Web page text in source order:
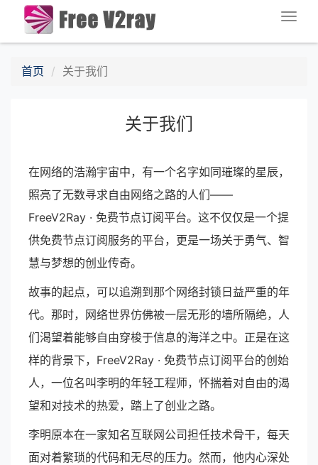
首页 关于我们
关于我们
在网络的浩瀚宇宙中，有一个名字如同璀璨的星辰，
照亮了无数寻求自由网络之路的人们——
FreeV2Ray · 免费节点订阅平台。这不仅仅是一个提
供免费节点订阅服务的平台，更是一场关于勇气、智
慧与梦想的创业传奇。
故事的起点，可以追溯到那个网络封锁日益严重的年
代。那时，网络世界仿佛被一层无形的墙所隔绝，人
们渴望着能够自由穿梭于信息的海洋之中。正是在这
样的背景下，FreeV2Ray · 免费节点订阅平台的创始
人，一位名叫李明的年轻工程师，怀揣着对自由的渴
望和对技术的热爱，踏上了创业之路。
李明原本在一家知名互联网公司担任技术骨干，每天
面对着繁琐的代码和无尽的压力。然而，他内心深处